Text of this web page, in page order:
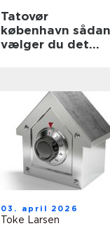
Tatovør
københavn sådan
vælger du det
03. april 2026
Toke Larsen